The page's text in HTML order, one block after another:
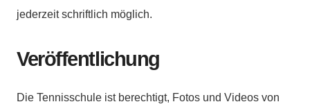
jederzeit schriftlich möglich.
Veröffentlichung
Die Tennisschule ist berechtigt, Fotos und Videos von